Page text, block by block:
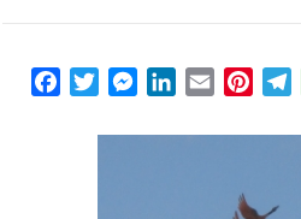
FacebookTwitterMessengerLinkedIn
Email